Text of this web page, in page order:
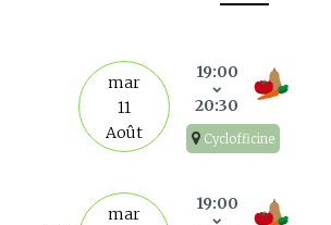
mar
11
Août
19:00
20:30
Cyclofficine
mar
19:00